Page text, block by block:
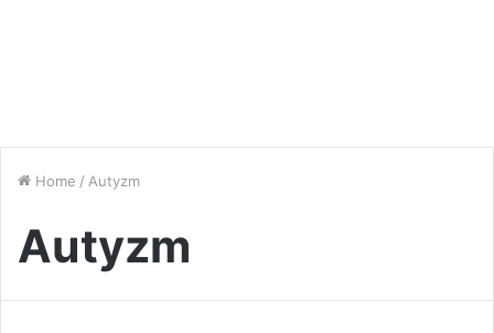
Home / Autyzm
Autyzm